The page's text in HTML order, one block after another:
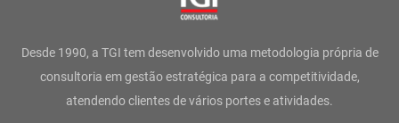
g
r
a
o
o
k
e
r
d
i
n
b
e
a
p
Desde 1990, a TGI tem desenvolvido uma metodologia própria de
consultoria em gestão estratégica para a competitividade,
atendendo clientes de vários portes e atividades.